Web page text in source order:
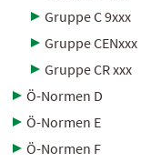
Gruppe C 9xxx
Gruppe CENxxx
Gruppe CR xxx
Ö-Normen D
Ö-Normen E
Ö-Normen F